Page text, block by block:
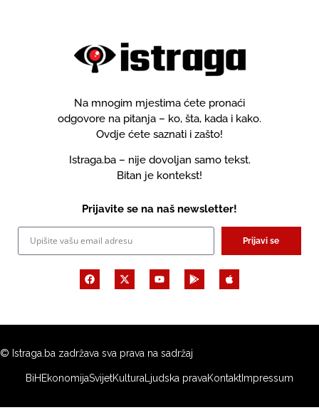
Na mnogim mjestima ćete pronaći
odgovore na pitanja – ko, šta, kada i kako.
Ovdje ćete saznati i zašto!
Istraga.ba – nije dovoljan samo tekst.
Bitan je kontekst!
Prijavite se na naš newsletter!
Prijavi se
© Istraga.ba zadržava sva prava na sadržaj
BiH EkonomijaSvijetKulturaLjudska pravaKontakt Impressum